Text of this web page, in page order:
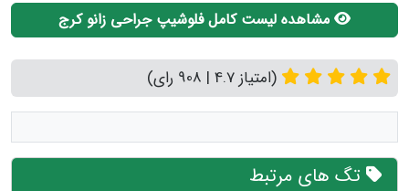
مشاهده لیست کامل فلوشیپ جراحی زانو کرج
(امتیاز 4.7 | 908 رای)
تگ های مرتبط